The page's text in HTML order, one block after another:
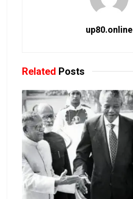
up80.online
Related Posts